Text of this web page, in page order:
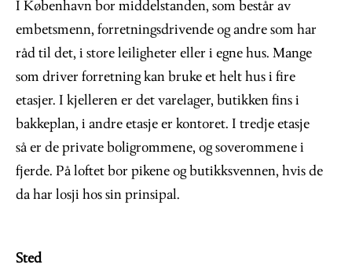
I København bor middelstanden, som består av
embetsmenn, forretningsdrivende og andre som har
råd til det, i store leiligheter eller i egne hus. Mange
som driver forretning kan bruke et helt hus i fire
etasjer. I kjelleren er det varelager, butikken fins i
bakkeplan, i andre etasje er kontoret. I tredje etasje
så er de private boligrommene, og soverommene i
fjerde. På loftet bor pikene og butikksvennen, hvis de
da har losji hos sin prinsipal.
Sted